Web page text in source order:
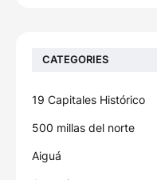
CATEGORIES
19 Capitales Histórico
500 millas del norte
Aiguá